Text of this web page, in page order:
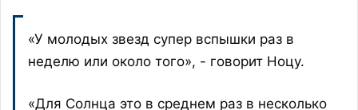
«У молодых звезд супер вспышки раз в
неделю или около того», - говорит Ноцу.
«Для Солнца это в среднем раз в несколько